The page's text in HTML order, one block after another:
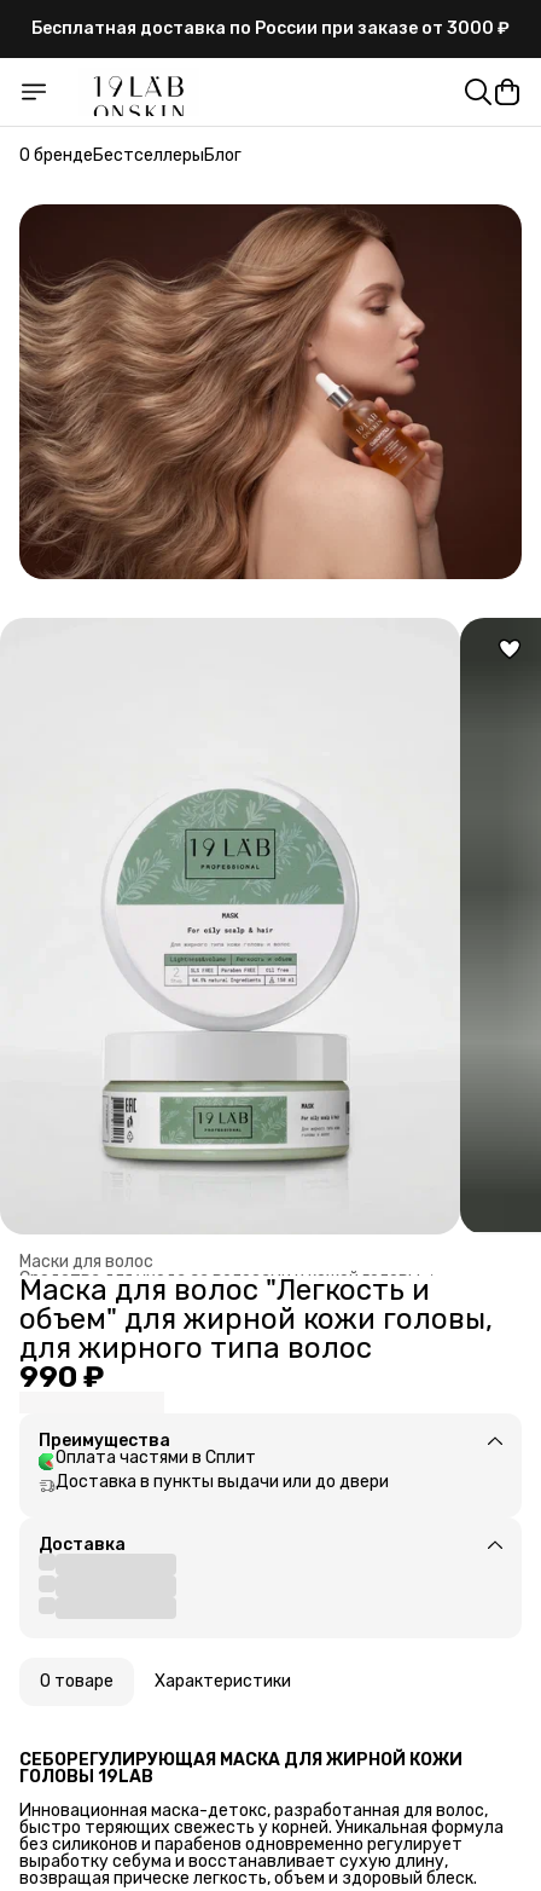
Бесплатная доставка по России при заказе от 3000 ₽
Гарантия высокого качества и сертификаты на
продукцию
Бесплатная доставка по России при заказе от 3000 ₽
О брендеБестселлерыБлог
Маски для волос
Средства для ухода за волосами и кожей головы ›
Главная ›
Маска для волос "Легкость и
объем" для жирной кожи головы,
для жирного типа волос
990 ₽
Преимущества
Оплата частями в Сплит
Доставка в пункты выдачи или до двери
Доставка
О товаре Характеристики
СЕБОРЕГУЛИРУЮЩАЯ МАСКА ДЛЯ ЖИРНОЙ КОЖИ
ГОЛОВЫ 19LAB
Инновационная маска-детокс, разработанная для волос,
быстро теряющих свежесть у корней. Уникальная формула
без силиконов и парабенов одновременно регулирует
выработку себума и восстанавливает сухую длину,
возвращая прическе легкость, объем и здоровый блеск.